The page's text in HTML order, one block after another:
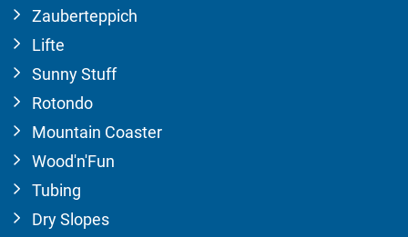
Zauberteppich
Lifte
Sunny Stuff
Rotondo
Mountain Coaster
Wood'n'Fun
Tubing
Dry Slopes